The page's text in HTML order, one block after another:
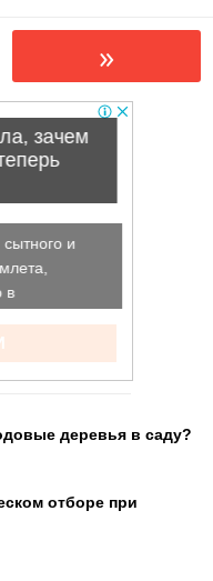
»
деревья в саду?
отборе при